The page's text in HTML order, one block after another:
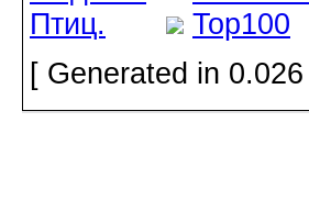
[ Generated in